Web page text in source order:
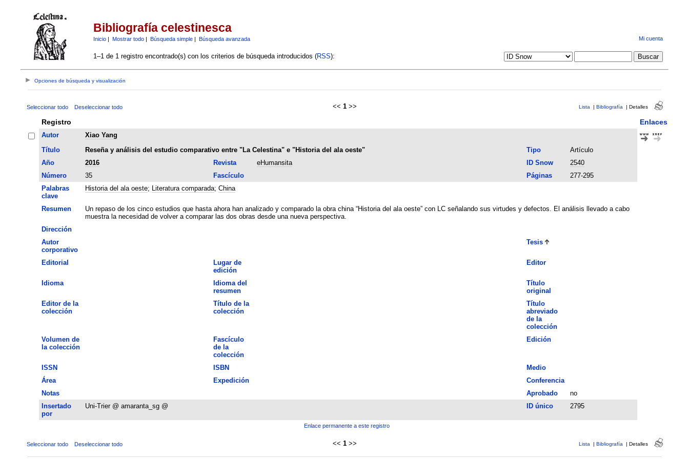
Bibliografía celestinesca
Inicio| Mostrar todo| Búsqueda simple| Búsqueda avanzada Mi cuenta
1–1 de 1 registro encontrado(s) con los criterios de búsqueda introducidos (RSS):
Opciones de búsqueda y visualización
Seleccionar todo Deseleccionar todo << 1 >> Lista | Bibliografía | Detalles
Registro Enlaces
Autor
Xiao Yang
Título
Reseña y análisis del estudio comparativo entre "La Celestina" e "Historia del ala oeste" Tipo
Artículo
Año
2016 Revista eHumansita ID Snow
2540
Número
35 Fascículo Páginas
277-295
Palabras
clave
Historia del ala oeste; Literatura comparada; China
Resumen
Un repaso de los cinco estudios que hasta ahora han analizado y comparado la obra china “Historia del ala oeste” con LC señalando sus virtudes y defectos. El análisis llevado a cabo
muestra la necesidad de volver a comparar las dos obras desde una nueva perspectiva.
Dirección
Autor
corporativo
Tesis
Editorial
Lugar de
edición
Editor
Idioma
Idioma del
resumen
Título
original
Editor de la
colección
Título de la
colección
Título
abreviado
de la
colección
Volumen de
la colección
Fascículo
de la
colección
Edición
ISSN ISBN
Medio
Área
Expedición
Conferencia
Notas
Aprobado
no
Insertado
por
Uni-Trier @ amaranta_sg @ ID único 2795
Enlace permanente a este registro
Seleccionar todo Deseleccionar todo << 1 >> Lista | Bibliografía | Detalles